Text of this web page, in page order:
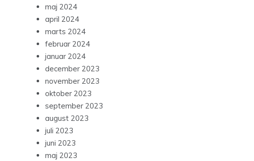
maj 2024
april 2024
marts 2024
februar 2024
januar 2024
december 2023
november 2023
oktober 2023
september 2023
august 2023
juli 2023
juni 2023
maj 2023